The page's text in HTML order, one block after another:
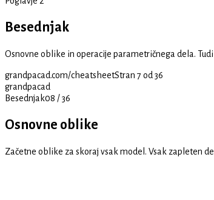
Besednjak
Osnovne oblike in operacije parametričnega dela.
grandpacad.com/cheatsheetStran 7 od 36
grandpacad
Besednjak08 /36
Osnovne oblike
Začetne oblike za skoraj vsak model. Vsak zapleten